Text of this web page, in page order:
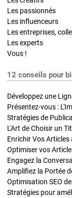
Les passionnés
Les influenceurs
Les entreprises,
Les experts
Vous !
12 conseils pour
Développez une
Présentez-vous :
L'Art de Choisir un
Optimiser vos
Engagez la
Amplifiez la Portée